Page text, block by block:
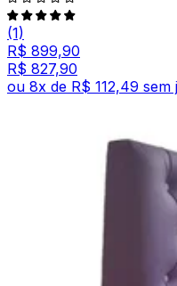
(1)
R$ 899,90
R$ 827,90
ou 8x de R$ 112,49 sem